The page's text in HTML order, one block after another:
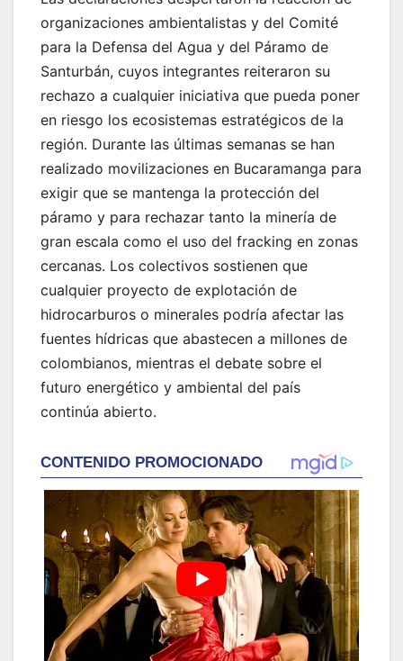
organizaciones ambientalistas y del Comité
para la Defensa del Agua y del Páramo de
Santurbán, cuyos integrantes reiteraron su
rechazo a cualquier iniciativa que pueda poner
en riesgo los ecosistemas estratégicos de la
región. Durante las últimas semanas se han
realizado movilizaciones en Bucaramanga para
exigir que se mantenga la protección del
páramo y para rechazar tanto la minería de
gran escala como el uso del fracking en zonas
cercanas. Los colectivos sostienen que
cualquier proyecto de explotación de
hidrocarburos o minerales podría afectar las
fuentes hídricas que abastecen a millones de
colombianos, mientras el debate sobre el
futuro energético y ambiental del país
continúa abierto.